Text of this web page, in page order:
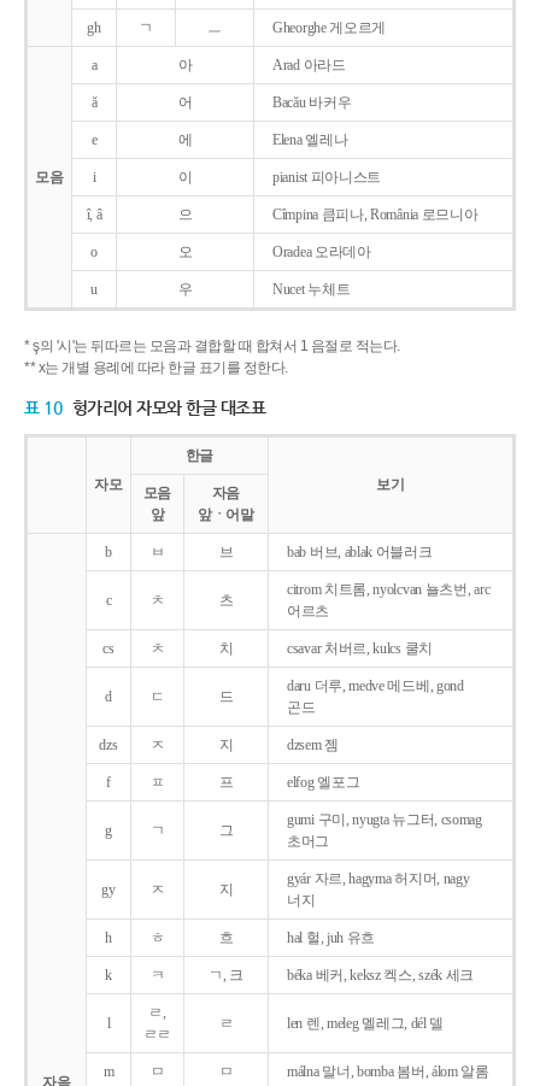
gh ㄱ ㅡ Gheorghe 게오르게
모음
a 아 Arad 아라드
ǎ 어 Bacǎu 바커우
e 에 Elena 엘레나
i 이 pianist 피아니스트
î, â 으 Cîmpina 큼피나, România 로므니아
o 오 Oradea 오라데아
u 우 Nucet 누체트
* ş의 '시'는 뒤따르는 모음과 결합할 때 합쳐서 1 음절로 적는다.
** x는 개별 용례에 따라 한글 표기를 정한다.
표 10 헝가리어 자모와 한글 대조표
자모
한글
보기
모음
앞
자음
앞ㆍ어말
자음
b ㅂ 브 bab 버브, ablak 어블러크
c ㅊ 츠
citrom 치트롬, nyolcvan 뇰츠번, arc
어르츠
cs ㅊ 치 csavar 처버르, kulcs 쿨치
d ㄷ 드
daru 더루, medve 메드베, gond
곤드
dzs ㅈ 지 dzsem 젬
f ㅍ 프 elfog 엘포그
g ㄱ 그
gumi 구미, nyugta 뉴그터, csomag
초머그
gy ㅈ 지
gyár 자르, hagyma 허지머, nagy
너지
h ㅎ 흐 hal 헐, juh 유흐
k ㅋ ㄱ, 크 béka 베커, keksz 켁스, szék 세크
l
ㄹ,
ㄹㄹ
ㄹ len 렌, meleg 멜레그, dél 델
m ㅁ ㅁ málna 말너, bomba 봄버, álom 알롬